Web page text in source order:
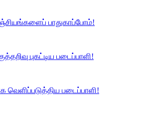
பாதுகாப்போம்!
புகட்டிய படைப்பாளி!
வெளிப்படுத்திய படைப்பாளி!